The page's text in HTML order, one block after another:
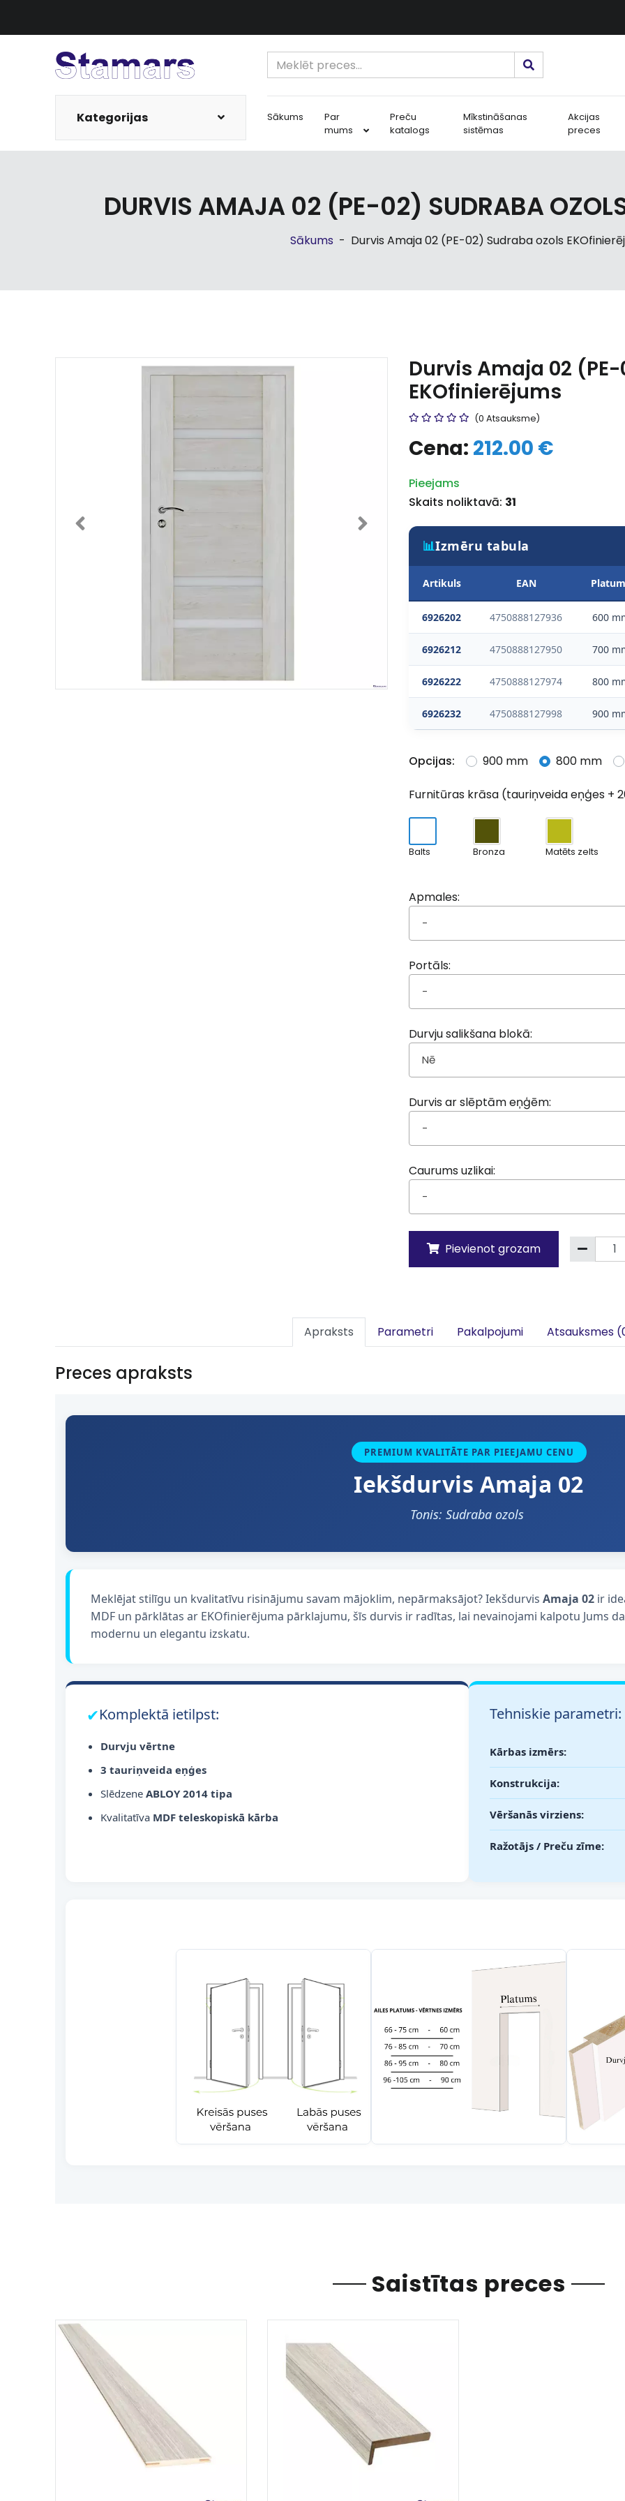
Kategorijas Sākums
Par
mums
Preču
katalogs
Mīkstināšanas
sistēmas
Akcijas
preces
DURVIS AMAJA 02 (PE-02) SUDRABA
Sākums - Durvis Amaja 02 (PE-02) Sudraba ozols
Durvis Amaja 02
EKOfinierējums
(0 Atsauksme)
Cena: 212.00 €
Pieejams
Skaits noliktavā: 31
📊Izmēru tabula
Artikuls EAN
6926202 4750888127936 600
6926212 4750888127950 700
6926222 4750888127974 800
6926232 4750888127998 900
Opcijas: 900 mm 800 mm
Furnitūras krāsa (tauriņveida eņģes +
Balts Bronza Matēts zelts
Apmales:
-
Portāls:
-
Durvju salikšana blokā:
Nē
Durvis ar slēptām eņģēm:
-
Caurums uzlikai:
-
Pievienot grozam
Apraksts Parametri Pakalpojumi Atsauksmes
Preces apraksts
PREMIUM KVALITĀTE PAR PIEEJAMU CENU
Iekšdurvis Amaja 02
Tonis: Sudraba ozols
Meklējat stilīgu un kvalitatīvu risinājumu savam mājoklim, nepārmaksājot? Iekšdurvis Amaja 02 ir
MDF un pārklātas ar EKOfinierējuma pārklajumu, šīs durvis ir radītas, lai nevainojami kalpotu Jums
modernu un elegantu izskatu.
✔Komplektā ietilpst:
Durvju vērtne
3 tauriņveida eņģes
Slēdzene ABLOY 2014 tipa
Kvalitatīva MDF teleskopiskā kārba
Tehniskie parametri:
Kārbas izmērs:
Konstrukcija:
Vēršanās virziens:
Ražotājs / Preču zīme:
Saistītas preces